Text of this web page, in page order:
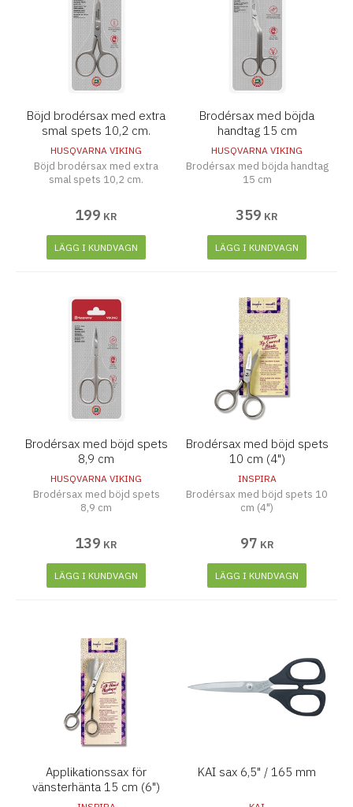
Böjd brodérsax med extra
smal spets 10,2 cm.
HUSQVARNA VIKING
Böjd brodérsax med extra
smal spets 10,2 cm.
199 KR
LÄGG I KUNDVAGN
Brodérsax med böjda
handtag 15 cm
HUSQVARNA VIKING
Brodérsax med böjda handtag
15 cm
359 KR
LÄGG I KUNDVAGN
Brodérsax med böjd spets
8,9 cm
HUSQVARNA VIKING
Brodérsax med böjd spets
8,9 cm
139 KR
LÄGG I KUNDVAGN
Brodérsax med böjd spets
10 cm (4")
INSPIRA
Brodérsax med böjd spets 10
cm (4")
97 KR
LÄGG I KUNDVAGN
Applikationssax för
vänsterhänta 15 cm (6")
KAI sax 6,5" / 165 mm